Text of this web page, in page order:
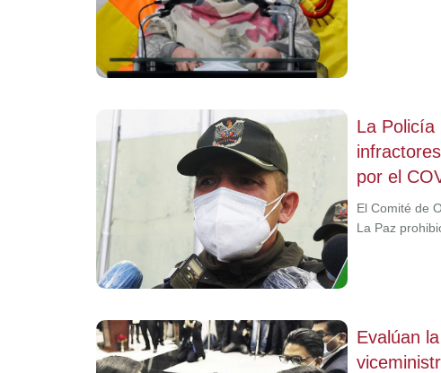
La Policía
por el
El Comité de
La Paz
Evalúan